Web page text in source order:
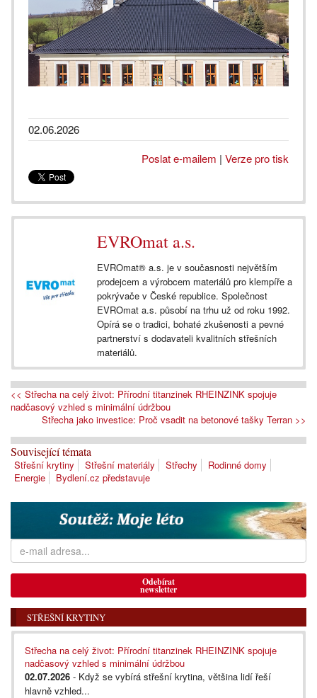
02.06.2026
Poslat e-mailem | Verze pro tisk
EVROmat a.s.
EVROmat® a.s. je v současnosti největším
prodejcem a výrobcem materiálů pro klempíře a
pokrývače v České republice. Společnost
EVROmat a.s. působí na trhu už od roku 1992.
Opírá se o tradici, bohaté zkušenosti a pevné
partnerství s dodavateli kvalitních střešních
materiálů.
<< Střecha na celý život: Přírodní titanzinek RHEINZINK spojuje
nadčasový vzhled s minimální údržbou
Střecha jako investice: Proč vsadit na betonové tašky Terran >>
Související témata
Střešní krytiny Střešní materiály Střechy
Rodinné domy
Energie
Bydlení.cz představuje
Odebírat
newsletter
STŘEŠNÍ KRYTINY
Střecha na celý život: Přírodní titanzinek RHEINZINK spojuje
nadčasový vzhled s minimální údržbou
02.07.2026 - Když se vybírá střešní krytina, většina lidí řeší
hlavně vzhled...